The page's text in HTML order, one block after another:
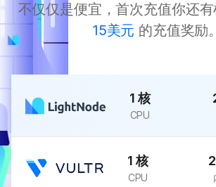
不仅仅是便宜，首次充值你还
15美元 的充值奖励。
1 核
CPU
1 核
CPU